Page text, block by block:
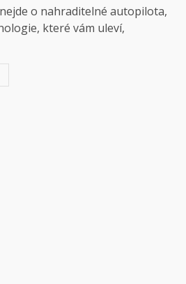
o nahraditelné autopilota,
které vám uleví,